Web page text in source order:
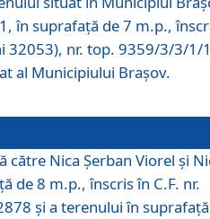
în suprafață de 7 m.p.,
32053), nr. top. 9359/3/3/1/
al Municipiului Brașov.
către Nica Șerban Viorel și
de 8 m.p., înscris în C.F. nr.
și a terenului în